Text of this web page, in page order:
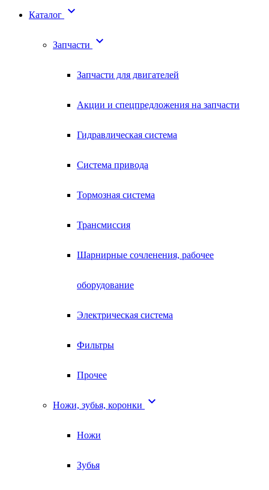
Каталог 
Запчасти 
Запчасти для двигателей
Акции и спецпредложения на запчасти
Гидравлическая система
Система привода
Тормозная система
Трансмиссия
Шарнирные сочленения, рабочее
оборудование
Электрическая система
Фильтры
Прочее
Ножи, зубья, коронки 
Ножи
Зубья